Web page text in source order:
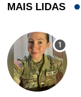
MAIS LIDAS